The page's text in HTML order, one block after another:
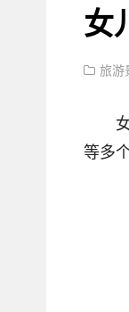
女
旅游
女
等多